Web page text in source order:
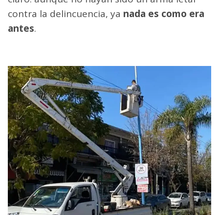
contra la delincuencia, ya nada es como era
antes.